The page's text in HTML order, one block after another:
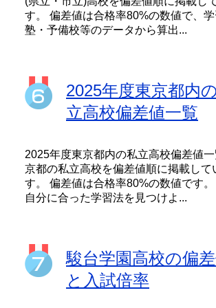
す。 偏差値は合格率80%の数値で、学
塾・予備校等のデータから算出...
2025年度東京都内
立高校偏差値一覧
2025年度東京都内の私立高校偏差値
京都の私立高校を偏差値順に掲載して
す。 偏差値は合格率80%の数値です
自分に合った学習法を見つけよ...
駿台学園高校の偏
と入試倍率